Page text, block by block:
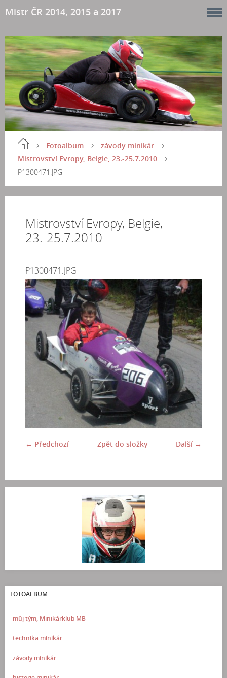
Mistr ČR 2014, 2015 a 2017
Fotoalbum
závody minikár
Mistrovství Evropy, Belgie, 23.-25.7.2010
P1300471.JPG
Mistrovství Evropy, Belgie,
23.-25.7.2010
P1300471.JPG
← Předchozí Další →
Zpět do složky
FOTOALBUM
můj tým, Minikárklub MB
technika minikár
závody minikár